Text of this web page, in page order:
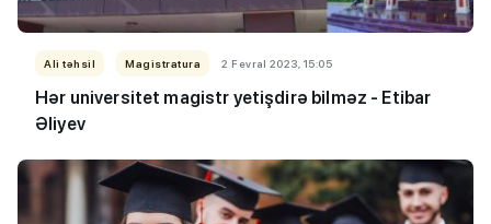
Ali təhsil Magistratura 2 Fevral 2023, 15:05
Hər universitet magistr yetişdirə bilməz - Etibar
Əliyev